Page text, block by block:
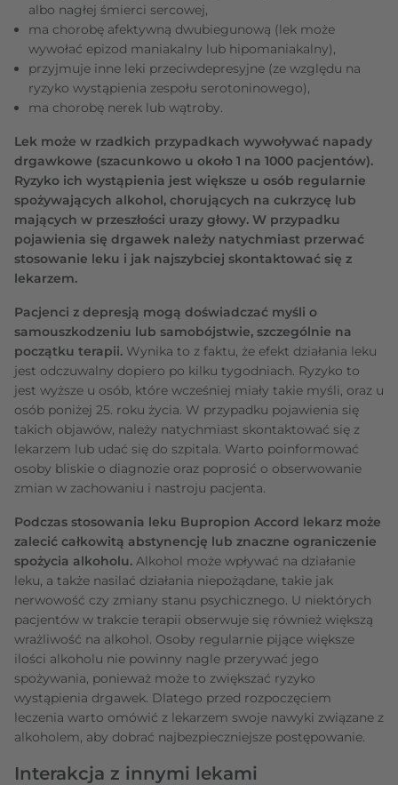
albo nagłej śmierci sercowej,
ma chorobę afektywną dwubiegunową (lek może
wywołać epizod maniakalny lub hipomaniakalny),
przyjmuje inne leki przeciwdepresyjne (ze względu na
ryzyko wystąpienia zespołu serotoninowego),
ma chorobę nerek lub wątroby.
Lek może w rzadkich przypadkach wywoływać napady
drgawkowe (szacunkowo u około 1 na 1000 pacjentów).
Ryzyko ich wystąpienia jest większe u osób regularnie
spożywających alkohol, chorujących na cukrzycę lub
mających w przeszłości urazy głowy. W przypadku
pojawienia się drgawek należy natychmiast przerwać
stosowanie leku i jak najszybciej skontaktować się z
lekarzem.
Pacjenci z depresją mogą doświadczać myśli o
samouszkodzeniu lub samobójstwie, szczególnie na
początku terapii. Wynika to z faktu, że efekt działania leku
jest odczuwalny dopiero po kilku tygodniach. Ryzyko to
jest wyższe u osób, które wcześniej miały takie myśli, oraz u
osób poniżej 25. roku życia. W przypadku pojawienia się
takich objawów, należy natychmiast skontaktować się z
lekarzem lub udać się do szpitala. Warto poinformować
osoby bliskie o diagnozie oraz poprosić o obserwowanie
zmian w zachowaniu i nastroju pacjenta.
Podczas stosowania leku Bupropion Accord lekarz może
zalecić całkowitą abstynencję lub znaczne ograniczenie
spożycia alkoholu. Alkohol może wpływać na działanie
leku, a także nasilać działania niepożądane, takie jak
nerwowość czy zmiany stanu psychicznego. U niektórych
pacjentów w trakcie terapii obserwuje się również większą
wrażliwość na alkohol. Osoby regularnie pijące większe
ilości alkoholu nie powinny nagle przerywać jego
spożywania, ponieważ może to zwiększać ryzyko
wystąpienia drgawek. Dlatego przed rozpoczęciem
leczenia warto omówić z lekarzem swoje nawyki związane z
alkoholem, aby dobrać najbezpieczniejsze postępowanie.
Interakcja z innymi lekami